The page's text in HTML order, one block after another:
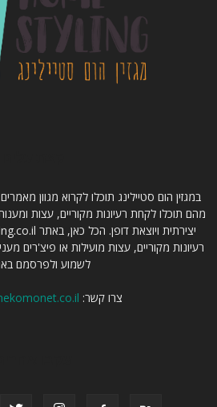
במגזין הום סטיילינג תוכלו לקרוא מגוון
מהם תוכלו לקחת רעיונות מקוריים, עצות
רעיונות מקוריים, עצות מועילות או פיצ'רים
לשמוע ולפרסמם
צרו קשר: